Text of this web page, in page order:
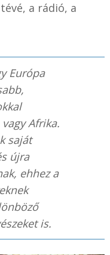
a rádió, a
Európa
Afrika.
saját
újra
ehhez a
is.